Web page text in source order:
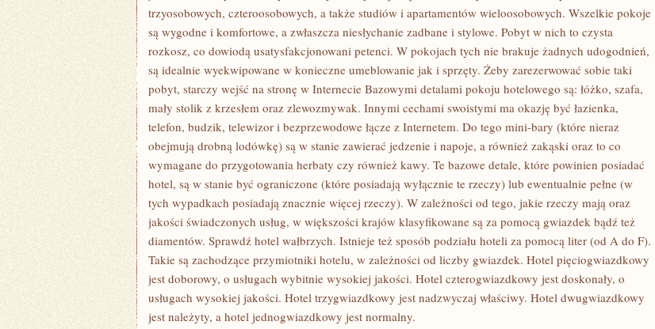
trzyosobowych, czteroosobowych, a także studiów i apartamentów wieloosobowych. Wszelkie pokoje
są wygodne i komfortowe, a zwłaszcza niesłychanie zadbane i stylowe. Pobyt w nich to czysta
rozkosz, co dowiodą usatysfakcjonowani petenci. W pokojach tych nie brakuje żadnych udogodnień,
są idealnie wyekwipowane w konieczne umeblowanie jak i sprzęty. Żeby zarezerwować sobie taki
pobyt, starczy wejść na stronę w Internecie Bazowymi detalami pokoju hotelowego są: łóżko, szafa,
mały stolik z krzesłem oraz zlewozmywak. Innymi cechami swoistymi ma okazję być łazienka,
telefon, budzik, telewizor i bezprzewodowe łącze z Internetem. Do tego mini-bary (które nieraz
obejmują drobną lodówkę) są w stanie zawierać jedzenie i napoje, a również zakąski oraz to co
wymagane do przygotowania herbaty czy również kawy. Te bazowe detale, które powinien posiadać
hotel, są w stanie być ograniczone (które posiadają wyłącznie te rzeczy) lub ewentualnie pełne (w
tych wypadkach posiadają znacznie więcej rzeczy). W zależności od tego, jakie rzeczy mają oraz
jakości świadczonych usług, w większości krajów klasyfikowane są za pomocą gwiazdek bądź też
diamentów. Sprawdź hotel wałbrzych. Istnieje też sposób podziału hoteli za pomocą liter (od A do F).
Takie są zachodzące przymiotniki hotelu, w zależności od liczby gwiazdek. Hotel pięciogwiazdkowy
jest doborowy, o usługach wybitnie wysokiej jakości. Hotel czterogwiazdkowy jest doskonały, o
usługach wysokiej jakości. Hotel trzygwiazdkowy jest nadzwyczaj właściwy. Hotel dwugwiazdkowy
jest należyty, a hotel jednogwiazdkowy jest normalny.